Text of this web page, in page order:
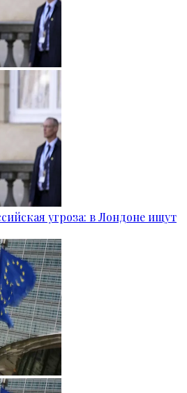
угроза: в Лондоне ищут